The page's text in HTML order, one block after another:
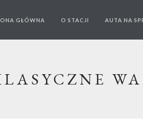
GŁÓWNA O STACJI AUTA NA